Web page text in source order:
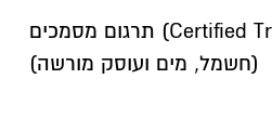
(חשמל, מים ועוסק מורשה)